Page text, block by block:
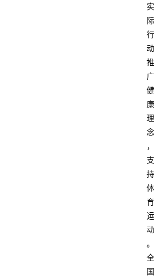
实
际
行
动
推
广
健
康
理
念
，
支
持
体
育
运
动
。
全
国